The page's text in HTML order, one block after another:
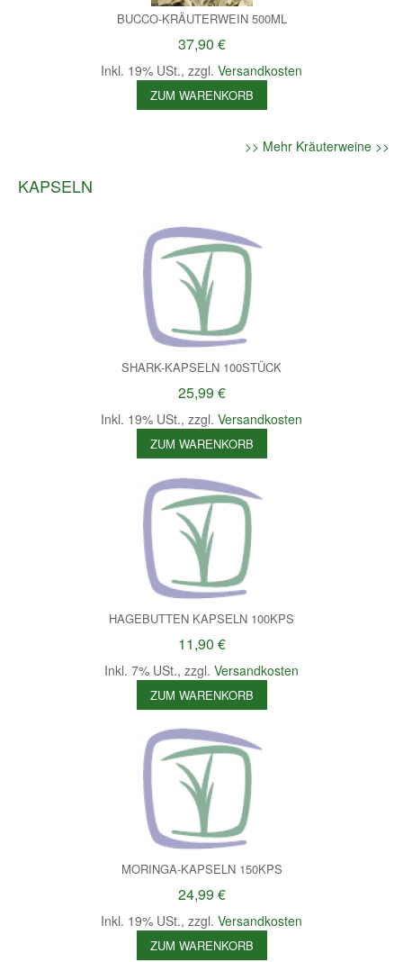
BUCCO-KRÄUTERWEIN 500ML
37,90 €
Inkl. 19% USt., zzgl. Versandkosten
ZUM WARENKORB
>> Mehr Kräuterweine >>
KAPSELN
SHARK-KAPSELN 100STÜCK
25,99 €
Inkl. 19% USt., zzgl. Versandkosten
ZUM WARENKORB
HAGEBUTTEN KAPSELN 100KPS
11,90 €
Inkl. 7% USt., zzgl. Versandkosten
ZUM WARENKORB
MORINGA-KAPSELN 150KPS
24,99 €
Inkl. 19% USt., zzgl. Versandkosten
ZUM WARENKORB